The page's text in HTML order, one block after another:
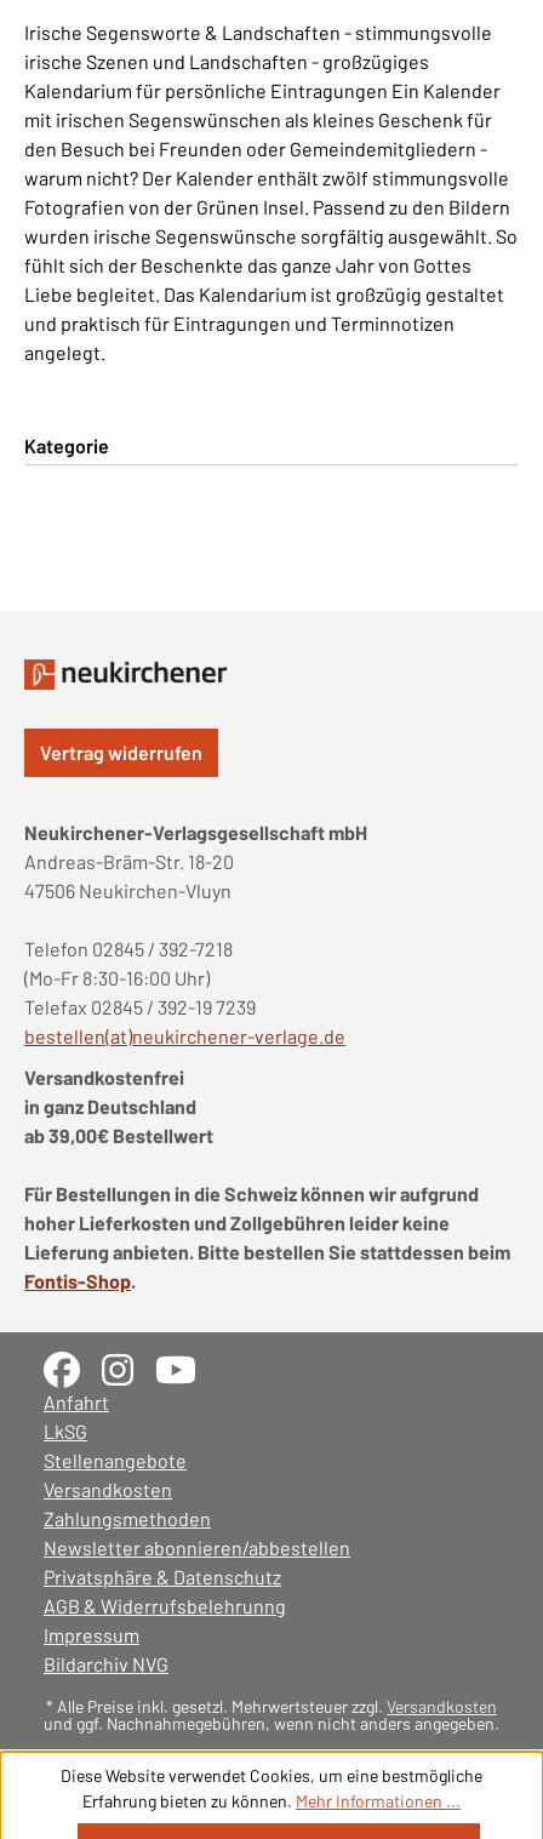
Irische Segensworte & Landschaften - stimmungsvolle
irische Szenen und Landschaften - großzügiges
Kalendarium für persönliche Eintragungen Ein Kalender
mit irischen Segenswünschen als kleines Geschenk für
den Besuch bei Freunden oder Gemeindemitgliedern -
warum nicht? Der Kalender enthält zwölf stimmungsvolle
Fotografien von der Grünen Insel. Passend zu den Bildern
wurden irische Segenswünsche sorgfältig ausgewählt. So
fühlt sich der Beschenkte das ganze Jahr von Gottes
Liebe begleitet. Das Kalendarium ist großzügig gestaltet
und praktisch für Eintragungen und Terminnotizen
angelegt.
Kategorie
Vertrag widerrufen
Neukirchener-Verlagsgesellschaft mbH
Andreas-Bräm-Str. 18-20
47506 Neukirchen-Vluyn
Telefon 02845 / 392-7218
(Mo-Fr 8:30-16:00 Uhr)
Telefax 02845 / 392-19 7239
bestellen(at)neukirchener-verlage.de
Versandkostenfrei
in ganz Deutschland
ab 39,00€ Bestellwert
Für Bestellungen in die Schweiz können wir aufgrund
hoher Lieferkosten und Zollgebühren leider keine
Lieferung anbieten. Bitte bestellen Sie stattdessen beim
Fontis-Shop.
Anfahrt
LkSG
Stellenangebote
Versandkosten
Zahlungsmethoden
Newsletter abonnieren/abbestellen
Privatsphäre & Datenschutz
AGB & Widerrufsbelehrunng
Impressum
Bildarchiv NVG
* Alle Preise inkl. gesetzl. Mehrwertsteuer zzgl. Versandkosten
und ggf. Nachnahmegebühren, wenn nicht anders angegeben.
Diese Website verwendet Cookies, um eine bestmögliche
Erfahrung bieten zu können. Mehr Informationen ...